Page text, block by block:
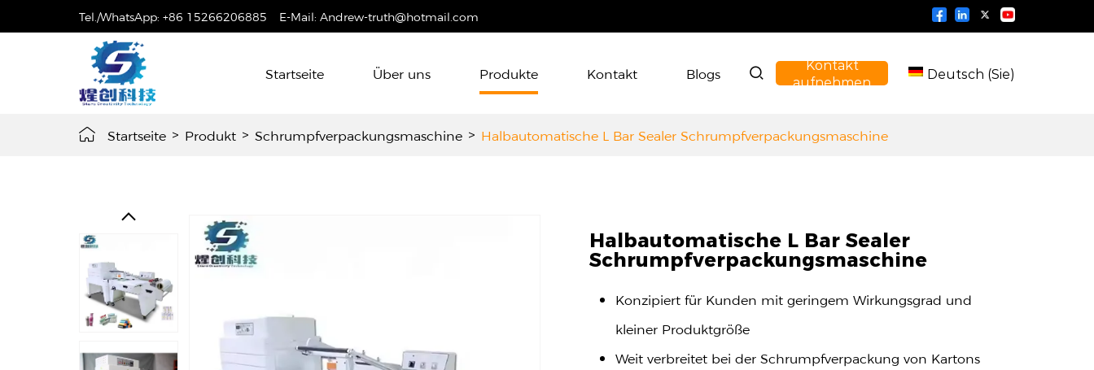
Tel./WhatsApp: +86 15266206885 E-Mail: Andrew-truth@hotmail.com
Startseite Über uns Produkte Kontakt Blogs
Kontakt
aufnehmen
Deutsch (Sie)
Startseite > Produkt > Schrumpfverpackungsmaschine > Halbautomatische L Bar Sealer Schrumpfverpackungsmaschine
Halbautomatische L Bar Sealer
Schrumpfverpackungsmaschine
Konzipiert für Kunden mit geringem Wirkungsgrad und
kleiner Produktgröße
Weit verbreitet bei der Schrumpfverpackung von Kartons